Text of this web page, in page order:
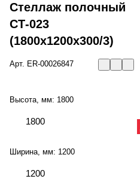
Стеллаж полочный
СТ-023
(1800x1200x300/3)
Арт. ER-00026847
Высота, мм: 1800
1800
Ширина, мм: 1200
1200